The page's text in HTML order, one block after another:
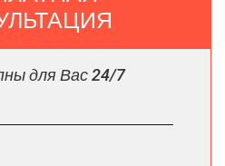
для Вас 24/7